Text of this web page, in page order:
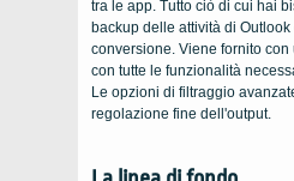
tra le app. Tutto ciò di cui hai
backup delle attività di
conversione. Viene fornito
con tutte le funzionalità
Le opzioni di filtraggio
regolazione fine dell'output.